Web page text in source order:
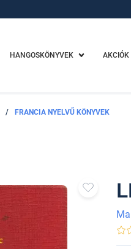
HANGOSKÖNYVEK AKCIÓK
/ FRANCIA NYELVŰ KÖNYVEK